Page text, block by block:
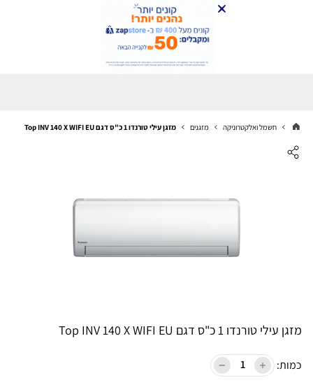
חשמל ואלקטרוניקה מזגנים מזגן עילי טורנדו 1 כ"ס דגם Top INV 140 X WIFI EU
מזגן עילי טורנדו 1 כ"ס דגם Top INV 140 X WIFI EU
כמות: